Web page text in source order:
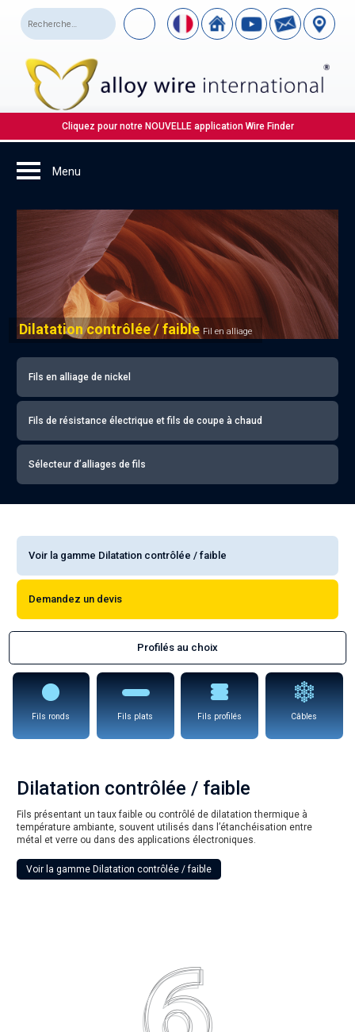
Cliquez pour notre NOUVELLE application Wire Finder
Dilatation contrôlée / faible Fil en alliage
Fils en alliage de nickel
Fils de résistance électrique et fils de coupe à chaud
Sélecteur d’alliages de fils
Voir la gamme Dilatation contrôlée / faible
Demandez un devis
Profilés au choix
Fils ronds Fils plats Fils profilés Câbles
Dilatation contrôlée / faible
Fils présentant un taux faible ou contrôlé de dilatation thermique à
température ambiante, souvent utilisés dans l’étanchéisation entre
métal et verre ou dans des applications électroniques.
Voir la gamme Dilatation contrôlée / faible